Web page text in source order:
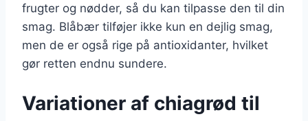
frugter og nødder, så du kan tilpasse den til din
smag. Blåbær tilføjer ikke kun en dejlig smag,
men de er også rige på antioxidanter, hvilket
gør retten endnu sundere.
Variationer af chiagrød til